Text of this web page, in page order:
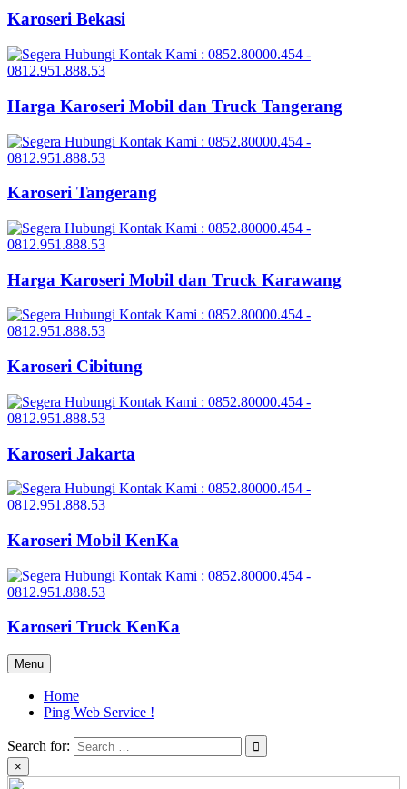
Karoseri Bekasi
Harga Karoseri Mobil dan Truck Tangerang
Karoseri Tangerang
Harga Karoseri Mobil dan Truck Karawang
Karoseri Cibitung
Karoseri Jakarta
Karoseri Mobil KenKa
Karoseri Truck KenKa
Menu
Home
Ping Web Service !
Search for:
×